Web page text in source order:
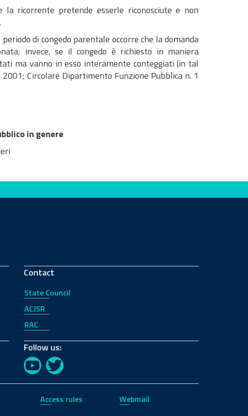
ricorrente pretende esserle riconosciute e non
di congedo parentale occorre che la domanda
invece, se il congedo è richiesto in maniera
ma vanno in esso interamente conteggiati (in tal
Circolare Dipartimento Funzione Pubblica n. 1
in genere
Contact
State Council
ACJSR
RAC
Follow us:
YouTubeTwitter
Access rules Webmail